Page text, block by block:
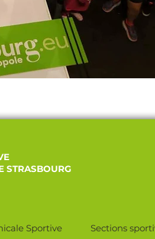
STRASBOURG
Sportive Sections